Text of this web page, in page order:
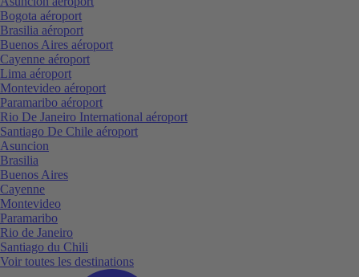
Bogota aéroport
Brasilia aéroport
Buenos Aires aéroport
Cayenne aéroport
Lima aéroport
Montevideo aéroport
Paramaribo aéroport
Rio De Janeiro International aéroport
Santiago De Chile aéroport
Asuncion
Brasilia
Buenos Aires
Cayenne
Montevideo
Paramaribo
Rio de Janeiro
Santiago du Chili
Voir toutes les destinations